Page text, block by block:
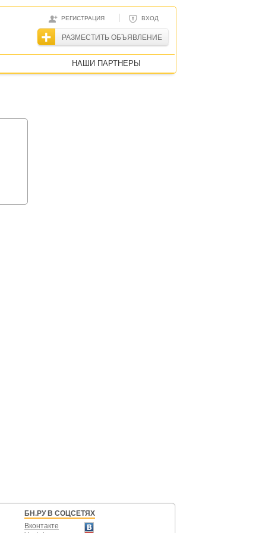
РЕГИСТРАЦИЯ | ВХОД
РАЗМЕСТИТЬ ОБЪЯВЛЕНИЕ
НАШИ ПАРТНЕРЫ
БН.РУ В СОЦСЕТЯХ
Вконтакте